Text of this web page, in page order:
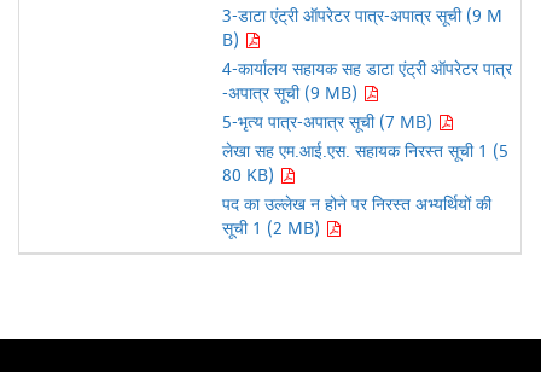
3-डाटा एंट्री ऑपरेटर पात्र-अपात्र सूची (9 M
B)
4-कार्यालय सहायक सह डाटा एंट्री ऑपरेटर पात्र
-अपात्र सूची (9 MB)
5-भृत्य पात्र-अपात्र सूची (7 MB)
लेखा सह एम.आई.एस. सहायक निरस्त सूची 1 (5
80 KB)
पद का उल्लेख न होने पर निरस्त अभ्यर्थियों की
सूची 1 (2 MB)